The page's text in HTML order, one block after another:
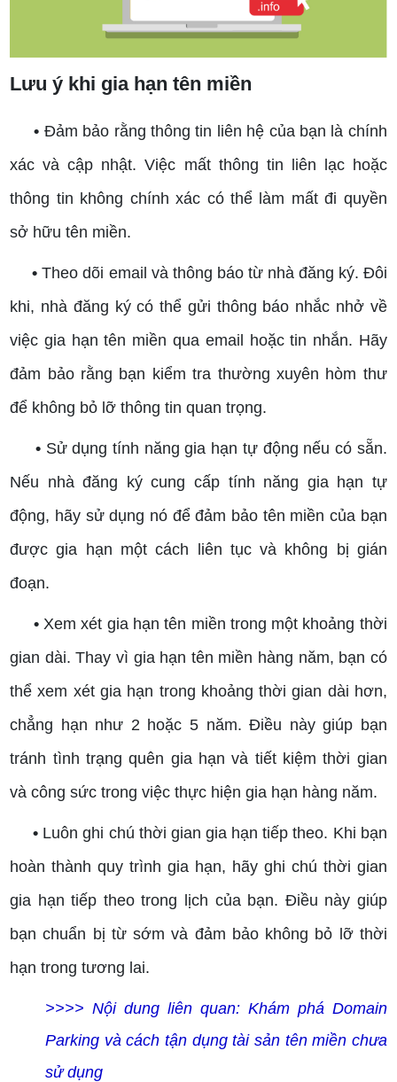
Lưu ý khi gia hạn tên miền
• Đảm bảo rằng thông tin liên hệ của bạn là chính
xác và cập nhật. Việc mất thông tin liên lạc hoặc
thông tin không chính xác có thể làm mất đi quyền
sở hữu tên miền.
•Theo dõi email và thông báo từ nhà đăng ký. Đôi
khi, nhà đăng ký có thể gửi thông báo nhắc nhở về
việc gia hạn tên miền qua email hoặc tin nhắn. Hãy
đảm bảo rằng bạn kiểm tra thường xuyên hòm thư
để không bỏ lỡ thông tin quan trọng.
• Sử dụng tính năng gia hạn tự động nếu có sẵn.
Nếu nhà đăng ký cung cấp tính năng gia hạn tự
động, hãy sử dụng nó để đảm bảo tên miền của bạn
được gia hạn một cách liên tục và không bị gián
đoạn.
• Xem xét gia hạn tên miền trong một khoảng thời
gian dài. Thay vì gia hạn tên miền hàng năm, bạn có
thể xem xét gia hạn trong khoảng thời gian dài hơn,
chẳng hạn như 2 hoặc 5 năm. Điều này giúp bạn
tránh tình trạng quên gia hạn và tiết kiệm thời gian
và công sức trong việc thực hiện gia hạn hàng năm.
• Luôn ghi chú thời gian gia hạn tiếp theo. Khi bạn
hoàn thành quy trình gia hạn, hãy ghi chú thời gian
gia hạn tiếp theo trong lịch của bạn. Điều này giúp
bạn chuẩn bị từ sớm và đảm bảo không bỏ lỡ thời
hạn trong tương lai.
>>>> Nội dung liên quan: Khám phá Domain
Parking và cách tận dụng tài sản tên miền chưa
sử dụng